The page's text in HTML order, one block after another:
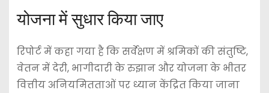
योजना में सुधार किया जाए
रिपोर्ट में कहा गया है कि सर्वेक्षण में श्रमिकों की संतुष्टि,
वेतन में देरी, भागीदारी के रुझान और योजना के भीतर
वित्तीय अनियमितताओं पर ध्यान केंद्रित किया जाना